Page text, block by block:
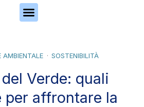
AMBIENTALE SOSTENIBILITÀ
Verde: quali
per affrontare la